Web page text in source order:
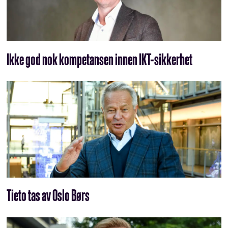
Ikke god nok kompetansen innen IKT-sikkerhet
Tieto tas av Oslo Børs